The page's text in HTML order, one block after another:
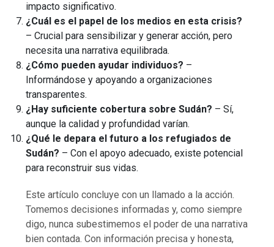
impacto significativo.
¿Cuál es el papel de los medios en esta crisis?
– Crucial para sensibilizar y generar acción, pero
necesita una narrativa equilibrada.
¿Cómo pueden ayudar individuos? –
Informándose y apoyando a organizaciones
transparentes.
¿Hay suficiente cobertura sobre Sudán? – Sí,
aunque la calidad y profundidad varían.
¿Qué le depara el futuro a los refugiados de
Sudán? – Con el apoyo adecuado, existe potencial
para reconstruir sus vidas.
Este artículo concluye con un llamado a la acción.
Tomemos decisiones informadas y, como siempre
digo, nunca subestimemos el poder de una narrativa
bien contada. Con información precisa y honesta,